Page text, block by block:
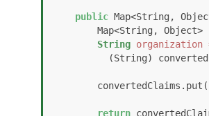
public Map<String,
Map<String,
String organization
(String)
        convertedClaims.put(
return